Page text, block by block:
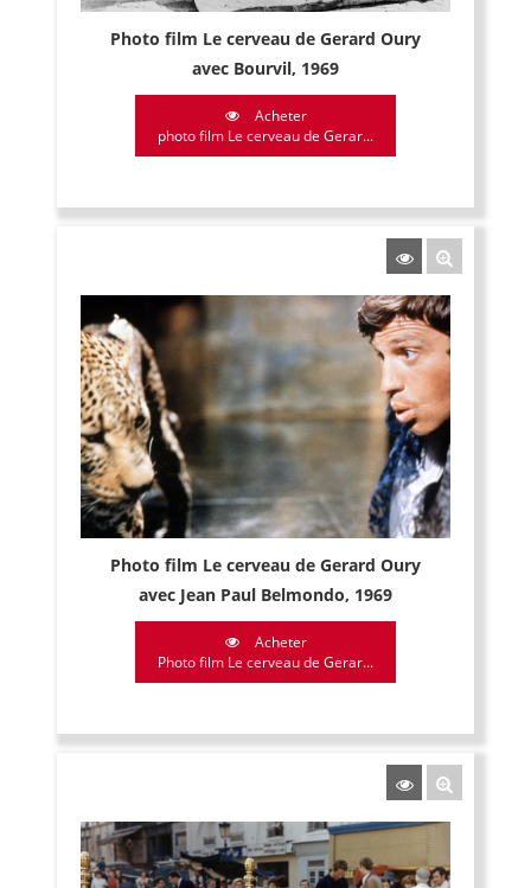
Photo film Le cerveau de Gerard Oury
avec Bourvil, 1969
Acheter
photo film Le cerveau de Gerar...
Photo film Le cerveau de Gerard Oury
avec Jean Paul Belmondo, 1969
Acheter
Photo film Le cerveau de Gerar...